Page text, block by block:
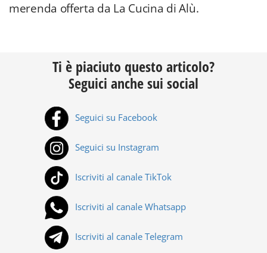
merenda offerta da La Cucina di Alù.
Ti è piaciuto questo articolo?
Seguici anche sui social
Seguici su Facebook
Seguici su Instagram
Iscriviti al canale TikTok
Iscriviti al canale Whatsapp
Iscriviti al canale Telegram